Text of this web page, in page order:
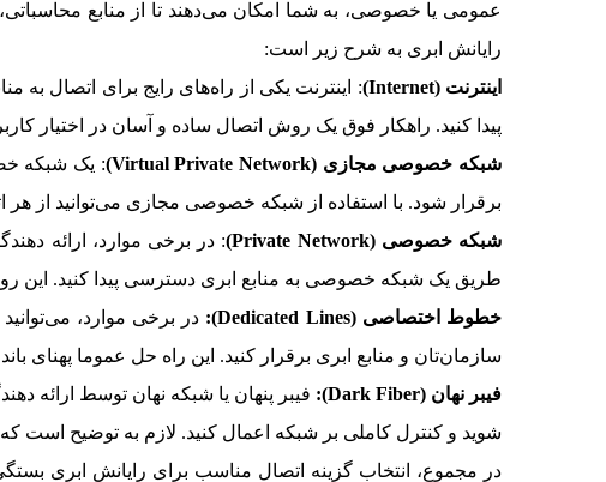
عمومی یا خصوصی، به شما امکان می‌دهند تا از منابع
رایانش ابری به شرح زیر است:
اینترنت (Internet
): اینترنت یکی از راه‌های رایج برای اتصال به
پیدا کنید. راهکار فوق یک روش اتصال ساده و آسان در اختیار
شبکه خصوصی مجازی (Virtual Private Network
): یک شبکه
برقرار شود. با استفاده از شبکه خصوصی مجازی می‌توانید از هر
شبکه خصوصی (Private Network
): در برخی موارد، ارائه
طریق یک شبکه خصوصی به منابع ابری دسترسی پیدا کنید. این
خطوط اختصاصی (Dedicated Lines
): در برخی موارد،
سازمان‌تان و منابع ابری برقرار کنید. این راه حل عموما پهنای باند
فیبر نهان (Dark Fiber
): فیبر پنهان یا شبکه‌ نهان توسط ارائه
شوید و کنترل کاملی بر شبکه اعمال کنید. لازم به توضیح است
در مجموع، انتخاب گزینه اتصال مناسب برای رایانش ابری بستگی